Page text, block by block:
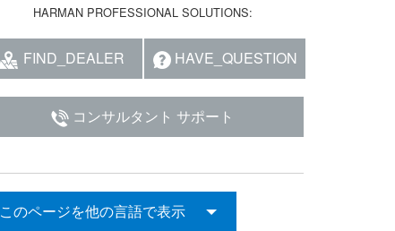
HARMAN PROFESSIONAL SOLUTIONS:
FIND_DEALER HAVE_QUESTION
コンサルタント サポート
このページを他の言語で表示